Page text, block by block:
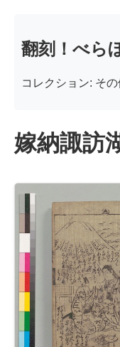
翻刻！べら
コレクション: そ
嫁納諏訪